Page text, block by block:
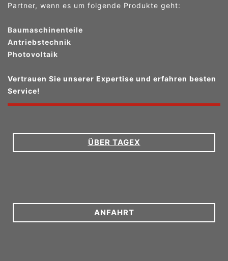
Partner, wenn es um folgende Produkte geht:
Baumaschinenteile
Antriebstechnik
Photovoltaik
Vertrauen Sie unserer Expertise und erfahren besten
Service!
ÜBER TAGEX
ANFAHRT